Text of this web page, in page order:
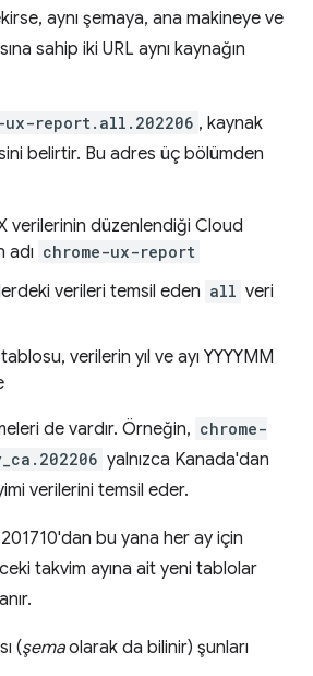
aynı şemaya, ana makineye ve
sahip iki URL aynı kaynağın
ux-report.all.202206 , kaynak
belirtir. Bu adres üç bölümden
verilerinin düzenlendiği Cloud
adı chrome-ux-report
verileri temsil eden all veri
tablosu, verilerin yıl ve ayı YYYYMM
de vardır. Örneğin, chrome-
yalnızca Kanada'dan
verilerini temsil eder.
bu yana her ay için
takvim ayına ait yeni tablolar
(şemaolarak da bilinir) şunları